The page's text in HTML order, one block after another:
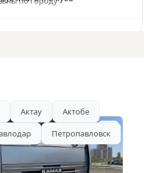
Актау
Актобе
Петропавловск